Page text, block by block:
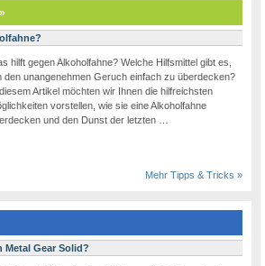
hilft gegen Alkoholfahne? Welche Hilfsmittel gibt es,
den unangenehmen Geruch einfach zu überdecken?
diesem Artikel möchten wir Ihnen die hilfreichsten
vorstellen, wie sie eine Alkoholfahne
und den Dunst der letzten …
Mehr Tipps & Tricks »
Metal Gear Solid?